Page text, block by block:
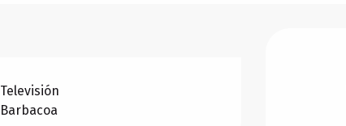
Televisión
Barbacoa